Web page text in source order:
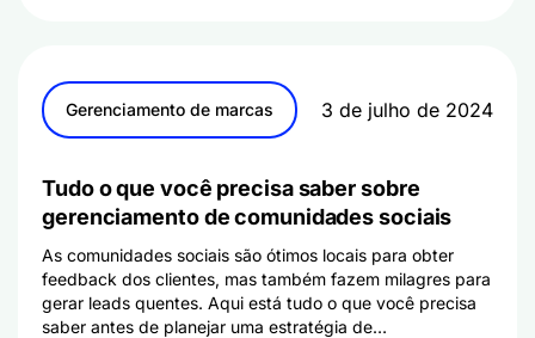
Gerenciamento de marcas 3 de julho de 2024
Tudo o que você precisa saber sobre
gerenciamento de comunidades sociais
As comunidades sociais são ótimos locais para obter
feedback dos clientes, mas também fazem milagres para
gerar leads quentes. Aqui está tudo o que você precisa
saber antes de planejar uma estratégia de